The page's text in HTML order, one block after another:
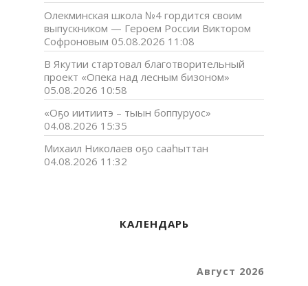
Олекминская школа №4 гордится своим
выпускником — Героем России Виктором
Софроновым 05.08.2026 11:08
В Якутии стартовал благотворительный
проект «Опека над лесным бизоном»
05.08.2026 10:58
«Оҕо иитиитэ – тыын боппуруос»
04.08.2026 15:35
Михаил Николаев оҕо сааһыттан
04.08.2026 11:32
КАЛЕНДАРЬ
Август 2026